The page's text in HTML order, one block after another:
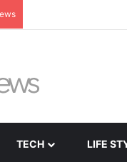
TECH LIFE